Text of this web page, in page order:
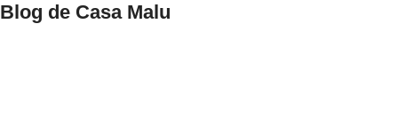
Blog de Casa Malu